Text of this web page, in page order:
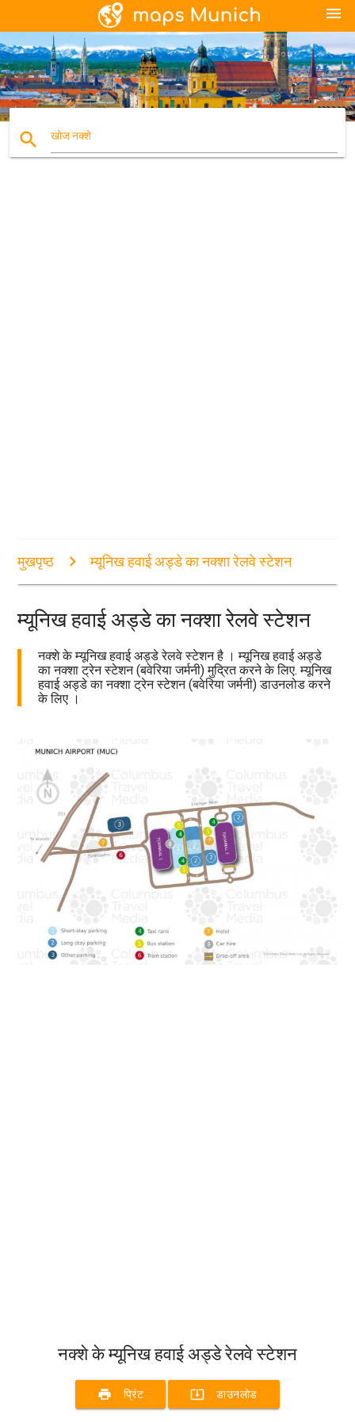
menu
search खोज नक्शे
मुखपृष्ठ म्यूनिख हवाई अड्डे का नक्शा रेलवे स्टेशन
म्यूनिख हवाई अड्डे का नक्शा रेलवे स्टेशन
नक्शे के म्यूनिख हवाई अड्डे रेलवे स्टेशन है । म्यूनिख हवाई अड्डे
का नक्शा ट्रेन स्टेशन (बवेरिया जर्मनी) मुद्रित करने के लिए. म्यूनिख
हवाई अड्डे का नक्शा ट्रेन स्टेशन (बवेरिया जर्मनी) डाउनलोड करने
के लिए ।
नक्शे के म्यूनिख हवाई अड्डे रेलवे स्टेशन
print प्रिंट system_update_alt डाउनलोड